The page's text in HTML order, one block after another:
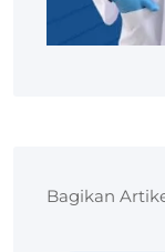
Bagikan